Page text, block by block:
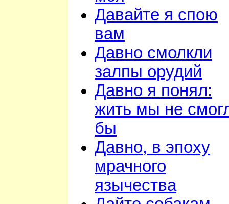
Давайте я спою
вам
Давно смолкли
залпы орудий
Давно я понял:
жить мы не
бы
Давно, в эпоху
мрачного
язычества